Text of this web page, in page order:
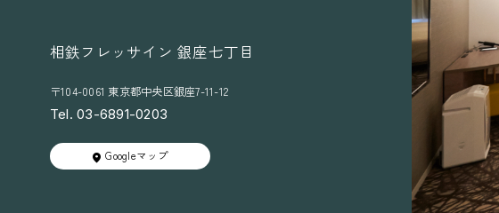
相鉄フレッサイン 銀座七丁目
〒104-0061 東京都中央区銀座7-11-12
Tel. 03-6891-0203
Googleマップ